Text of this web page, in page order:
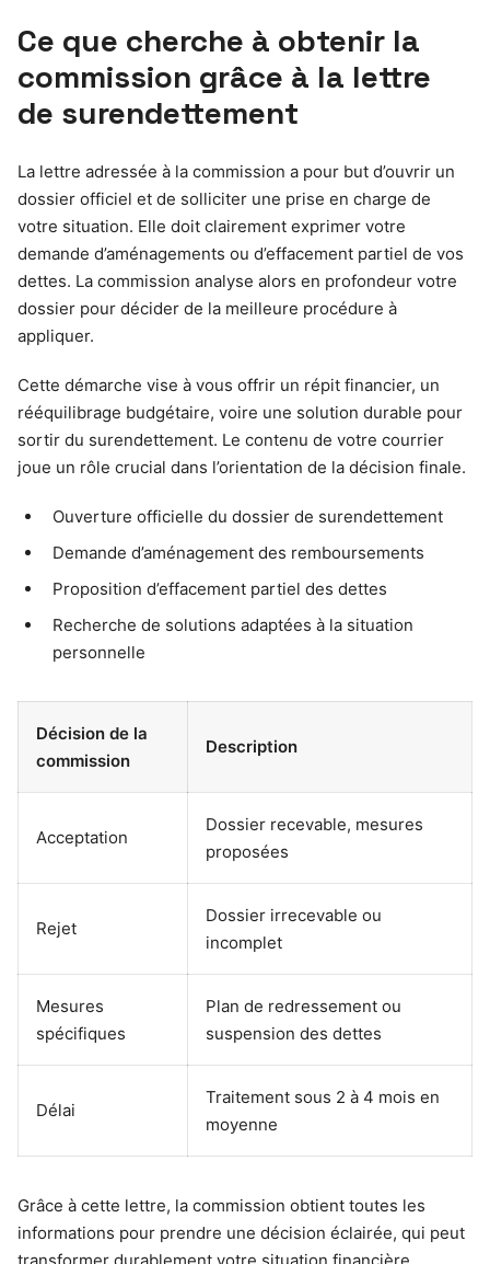
Ce que cherche à obtenir la
commission grâce à la lettre
de surendettement
La lettre adressée à la commission a pour but d’ouvrir un
dossier officiel et de solliciter une prise en charge de
votre situation. Elle doit clairement exprimer votre
demande d’aménagements ou d’effacement partiel de vos
dettes. La commission analyse alors en profondeur votre
dossier pour décider de la meilleure procédure à
appliquer.
Cette démarche vise à vous offrir un répit financier, un
rééquilibrage budgétaire, voire une solution durable pour
sortir du surendettement. Le contenu de votre courrier
joue un rôle crucial dans l’orientation de la décision finale.
Ouverture officielle du dossier de surendettement
Demande d’aménagement des remboursements
Proposition d’effacement partiel des dettes
Recherche de solutions adaptées à la situation
personnelle
Décision de la
commission
Description
Acceptation
Dossier recevable, mesures
proposées
Rejet
Dossier irrecevable ou
incomplet
Mesures
spécifiques
Plan de redressement ou
suspension des dettes
Délai
Traitement sous 2 à 4 mois en
moyenne
Grâce à cette lettre, la commission obtient toutes les
informations pour prendre une décision éclairée, qui peut